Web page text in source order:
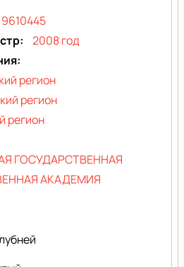
9610445
2008 год
регион
регион
регион
ГОСУДАРСТВЕННАЯ
АКАДЕМИЯ